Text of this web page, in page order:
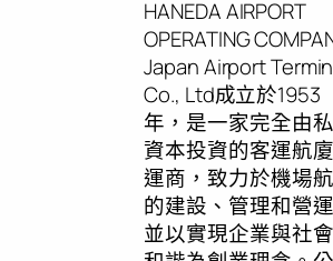
HANEDA AIRPORT
OPERATING
Japan Airport
Co., Ltd成立於1953
年，是一家完全由
資本投資的客運航
運商，致力於機場
的建設、管理和營運
並以實現企業與社